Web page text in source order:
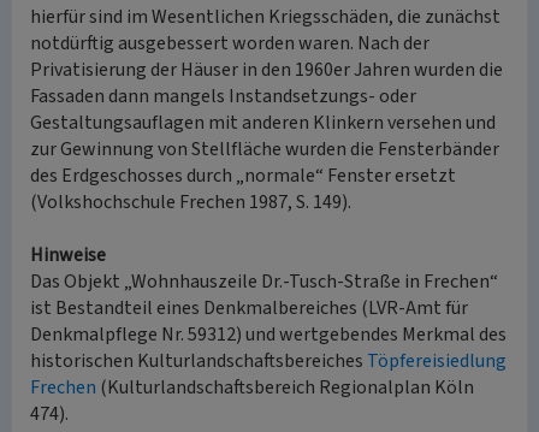
hierfür sind im Wesentlichen Kriegsschäden, die zunächst
notdürftig ausgebessert worden waren. Nach der
Privatisierung der Häuser in den 1960er Jahren wurden die
Fassaden dann mangels Instandsetzungs- oder
Gestaltungsauflagen mit anderen Klinkern versehen und
zur Gewinnung von Stellfläche wurden die Fensterbänder
des Erdgeschosses durch „normale“ Fenster ersetzt
(Volkshochschule Frechen 1987, S. 149).
Hinweise
Das Objekt „Wohnhauszeile Dr.-Tusch-Straße in Frechen“
ist Bestandteil eines Denkmalbereiches (LVR-Amt für
Denkmalpflege Nr. 59312) und wertgebendes Merkmal des
historischen Kulturlandschaftsbereiches Töpfereisiedlung
Frechen (Kulturlandschaftsbereich Regionalplan Köln
474).